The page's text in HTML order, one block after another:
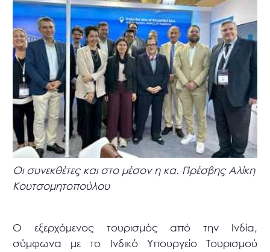
Οι συνεκθέτες και στο μέσον η κα. Πρέσβης Αλίκη
Κουτσομητοπούλου
Ο εξερχόμενος τουρισμός από την Ινδία,
σύμφωνα με το Ινδικό Υπουργείο Τουρισμού